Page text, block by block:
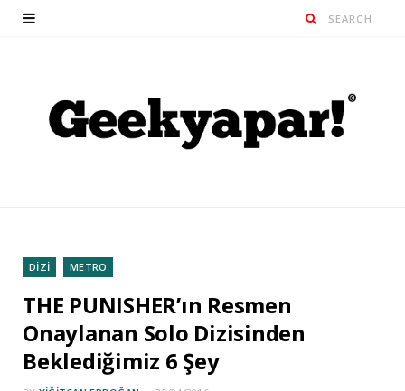
DİZİ METRO
THE PUNISHER’ın Resmen
Onaylanan Solo Dizisinden
Beklediğimiz 6 Şey